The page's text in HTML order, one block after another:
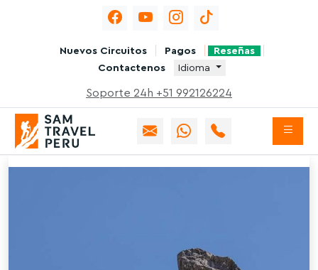
Nuevos Circuitos Pagos
Reseñas
Contactenos
Idioma
Soporte 24h +51 992126224